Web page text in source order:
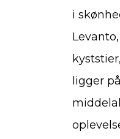
i
ligger